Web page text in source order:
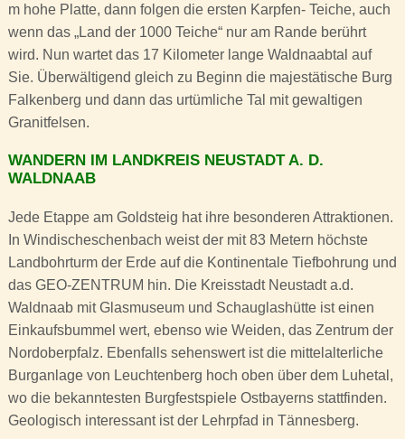
m hohe Platte, dann folgen die ersten Karpfen- Teiche, auch
wenn das „Land der 1000 Teiche“ nur am Rande berührt
wird. Nun wartet das 17 Kilometer lange Waldnaabtal auf
Sie. Überwältigend gleich zu Beginn die majestätische Burg
Falkenberg und dann das urtümliche Tal mit gewaltigen
Granitfelsen.
WANDERN IM LANDKREIS NEUSTADT A. D.
WALDNAAB
Jede Etappe am Goldsteig hat ihre besonderen Attraktionen.
In Windischeschenbach weist der mit 83 Metern höchste
Landbohrturm der Erde auf die Kontinentale Tiefbohrung und
das GEO-ZENTRUM hin. Die Kreisstadt Neustadt a.d.
Waldnaab mit Glasmuseum und Schauglashütte ist einen
Einkaufsbummel wert, ebenso wie Weiden, das Zentrum der
Nordoberpfalz. Ebenfalls sehenswert ist die mittelalterliche
Burganlage von Leuchtenberg hoch oben über dem Luhetal,
wo die bekanntesten Burgfestspiele Ostbayerns stattfinden.
Geologisch interessant ist der Lehrpfad in Tännesberg.